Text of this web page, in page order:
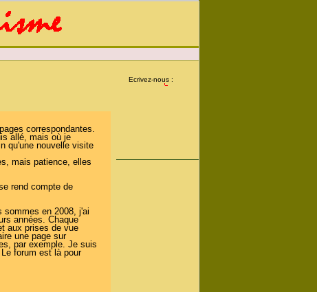
correspondantes.
allé, mais où je
qu'une nouvelle visite
mais patience, elles
rend compte de
sommes en 2008, j'ai
années. Chaque
aux prises de vue
une page sur
par exemple. Je suis
forum est là pour
Ecrivez-nous :